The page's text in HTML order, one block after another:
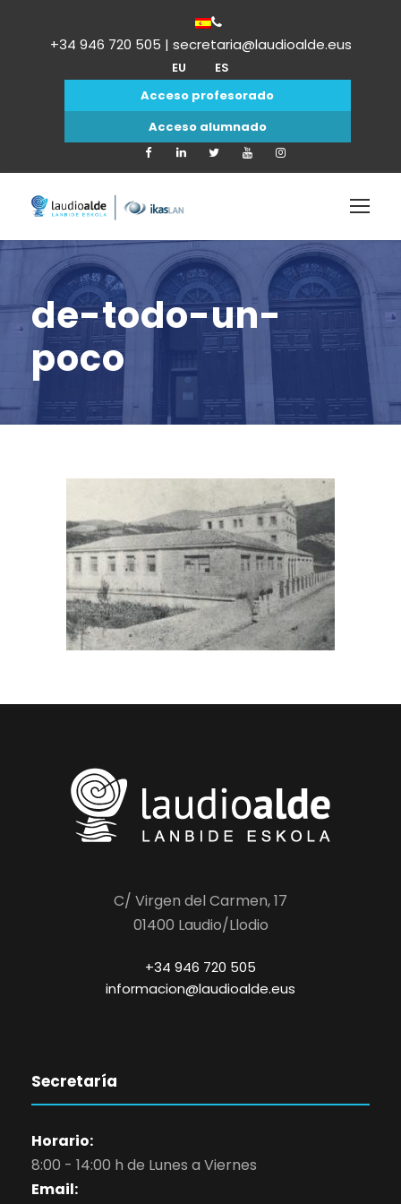
+34 946 720 505 | secretaria@laudioalde.eus
EU
ES
Acceso profesorado
Acceso alumnado
de-todo-un-
poco
C/ Virgen del Carmen, 17
01400 Laudio/Llodio
+34 946 720 505
informacion@laudioalde.eus
Secretaría
Horario:
8:00 - 14:00 h de Lunes a Viernes
Email: